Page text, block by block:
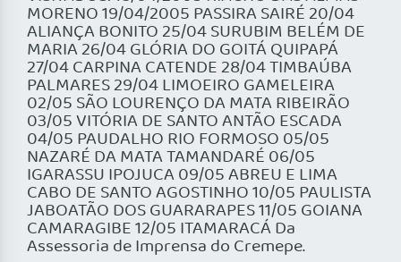
MORENO 19/04/2005 PASSIRA SAIRÉ 20/04
ALIANÇA BONITO 25/04 SURUBIM BELÉM DE
MARIA 26/04 GLÓRIA DO GOITÁ QUIPAPÁ
27/04 CARPINA CATENDE 28/04 TIMBAÚBA
PALMARES 29/04 LIMOEIRO GAMELEIRA
02/05 SÃO LOURENÇO DA MATA RIBEIRÃO
03/05 VITÓRIA DE SANTO ANTÃO ESCADA
04/05 PAUDALHO RIO FORMOSO 05/05
NAZARÉ DA MATA TAMANDARÉ 06/05
IGARASSU IPOJUCA 09/05 ABREU E LIMA
CABO DE SANTO AGOSTINHO 10/05 PAULISTA
JABOATÃO DOS GUARARAPES 11/05 GOIANA
CAMARAGIBE 12/05 ITAMARACÁ Da
Assessoria de Imprensa do Cremepe.